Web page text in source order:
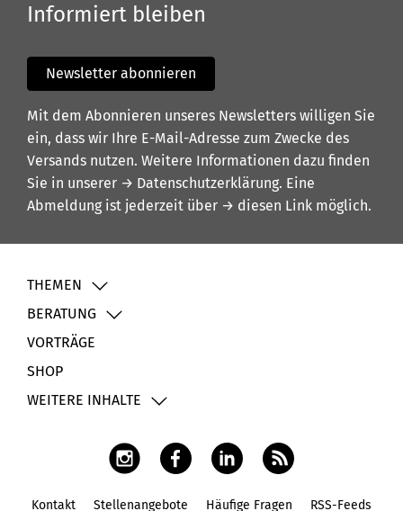
Informiert bleiben
Newsletter abonnieren
Mit dem Abonnieren unseres Newsletters willigen Sie
ein, dass wir Ihre E-Mail-Adresse zum Zwecke des
Versands nutzen. Weitere Informationen dazu finden
Sie in unserer → Datenschutzerklärung. Eine
Abmeldung ist jederzeit über → diesen Link möglich.
THEMEN
BERATUNG
VORTRÄGE
SHOP
WEITERE INHALTE
Kontakt Stellenangebote Häufige Fragen RSS-Feeds